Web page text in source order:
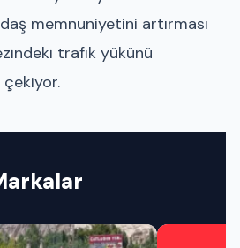
memnuniyetini artırması
trafik yükünü